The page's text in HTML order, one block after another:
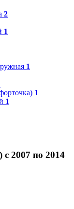
2
1
1
1
1
2007 по 2014